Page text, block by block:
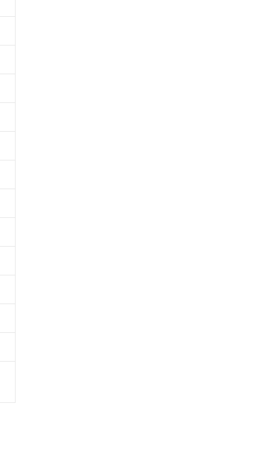
。
ようお願いしま
ズにご登録され
とをご了承くだ
はありません。
品に未対応品が
ない年数を意
通知します。
、取り引きをい
ムロン制御